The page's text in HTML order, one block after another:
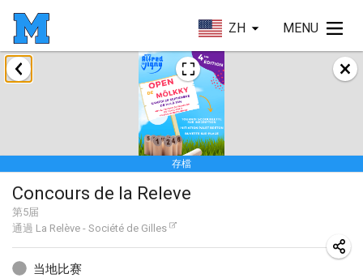
ZH MENU
存檔
Concours de la Releve
第5届
通過 La Relève - Société de Gilles
当地比赛
2024年1月
德國
Indoor Polish Open 2024 - Singles
2024年1月20日| 波蘭
Open de Boulay Triplette
2024年1月20日|法國